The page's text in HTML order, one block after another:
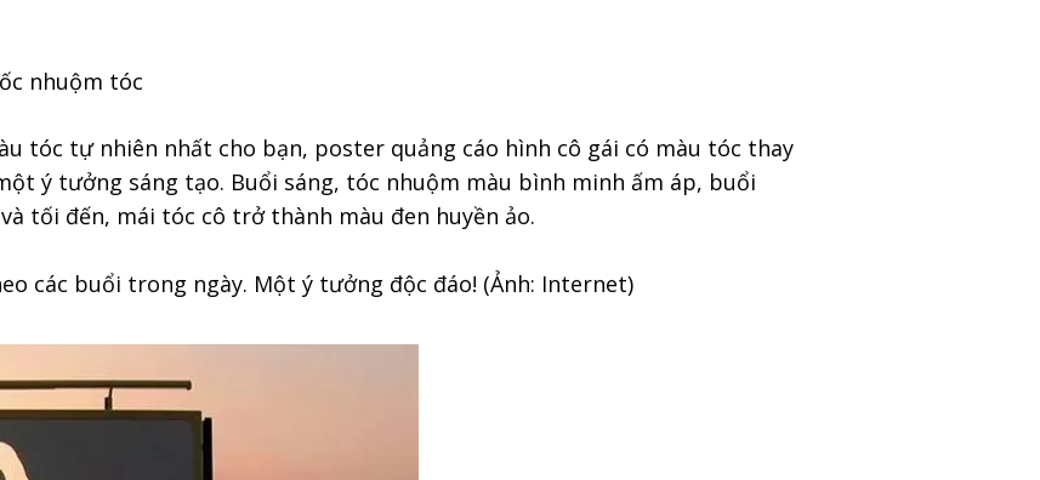
nhuộm tóc
tóc tự nhiên nhất cho bạn, poster quảng cáo hình cô gái có màu tóc thay
ý tưởng sáng tạo. Buổi sáng, tóc nhuộm màu bình minh ấm áp, buổi
tối đến, mái tóc cô trở thành màu đen huyền ảo.
các buổi trong ngày. Một ý tưởng độc đáo! (Ảnh: Internet)